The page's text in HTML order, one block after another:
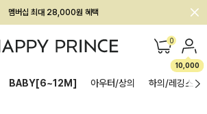
멤버십 최대 28,000원 혜택
0
10,000
BABY[6~12M] 아우터/상의 하의/레깅스